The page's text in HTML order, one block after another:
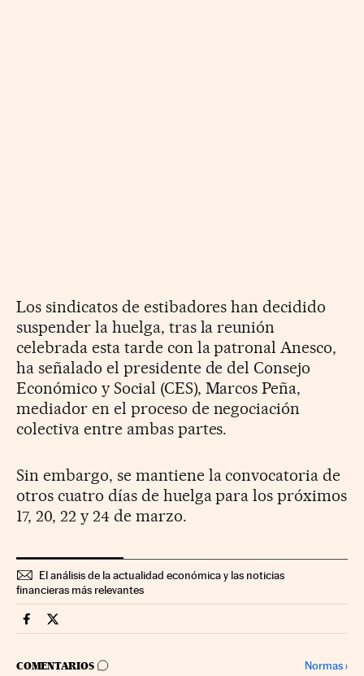
Los sindicatos de estibadores han decidido
suspender la huelga, tras la reunión
celebrada esta tarde con la patronal Anesco,
ha señalado el presidente de del Consejo
Económico y Social (CES), Marcos Peña,
mediador en el proceso de negociación
colectiva entre ambas partes.
Sin embargo, se mantiene la convocatoria de
otros cuatro días de huelga para los próximos
17, 20, 22 y 24 de marzo.
El análisis de la actualidad económica y las noticias
financieras más relevantes
Companias Cinco Días en Facebook
Companias Cinco Días en Twitter
COMENTARIOS
IR A LOS COMENTARIOS Normas›